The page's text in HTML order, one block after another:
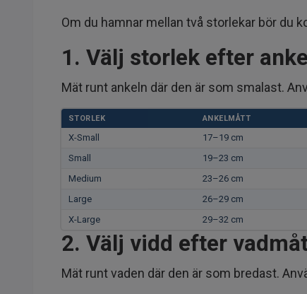
Om du hamnar mellan två storlekar bör du
1. Välj storlek efter
Mät runt ankeln där den är som smalast.
STORLEK ANKELMÅTT
X-Small
17–19 cm
Small
19–23 cm
Medium
23–26 cm
Large
26–29 cm
X-Large
29–32 cm
2. Välj vidd efter
Mät runt vaden där den är som bredast.